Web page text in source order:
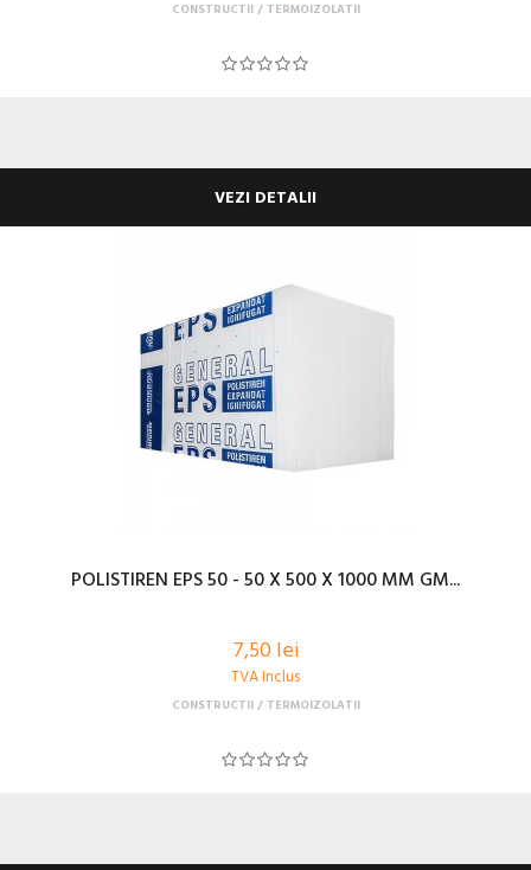
CONSTRUCTII TERMOIZOLATII
VEZI DETALII
POLISTIREN EPS 50 - 50 X 500 X 1000 MM GM...
7,50 lei
TVA Inclus
CONSTRUCTII TERMOIZOLATII